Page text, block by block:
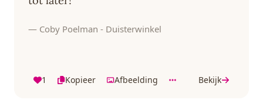
— Coby Poelman - Duisterwinkel
1 Kopieer Afbeelding Bekijk